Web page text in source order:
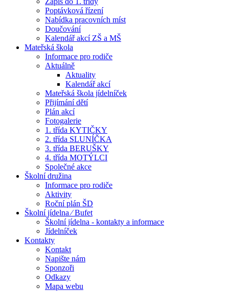
Poptávková řízení
Nabídka pracovních míst
Doučování
Kalendář akcí ZŠ a MŠ
Mateřská škola
Informace pro rodiče
Aktuálně
Aktuality
Kalendář akcí
Mateřská škola jídelníček
Přijímání dětí
Plán akcí
Fotogalerie
1. třída KYTIČKY
2. třída SLUNÍČKA
3. třída BERUŠKY
4. třída MOTÝLCI
Společné akce
Školní družina
Informace pro rodiče
Aktivity
Roční plán ŠD
Školní jídelna ⁄ Bufet
Školní jídelna - kontakty a informace
Jídelníček
Kontakty
Kontakt
Napište nám
Sponzoři
Odkazy
Mapa webu